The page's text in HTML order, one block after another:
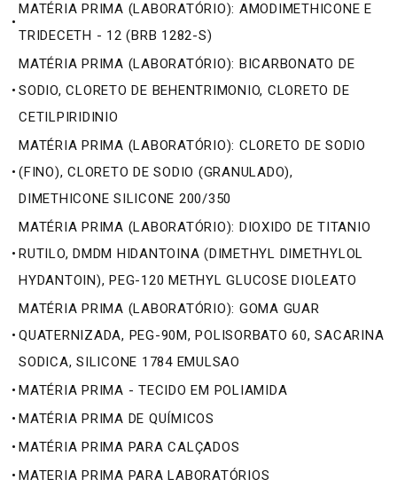
•
MATÉRIA PRIMA (LABORATÓRIO): AMODIMETHICONE E
TRIDECETH - 12 (BRB 1282-S)
•
MATÉRIA PRIMA (LABORATÓRIO): BICARBONATO DE
SODIO, CLORETO DE BEHENTRIMONIO, CLORETO DE
CETILPIRIDINIO
•
MATÉRIA PRIMA (LABORATÓRIO): CLORETO DE SODIO
(FINO), CLORETO DE SODIO (GRANULADO),
DIMETHICONE SILICONE 200/350
•
MATÉRIA PRIMA (LABORATÓRIO): DIOXIDO DE TITANIO
RUTILO, DMDM HIDANTOINA (DIMETHYL DIMETHYLOL
HYDANTOIN), PEG-120 METHYL GLUCOSE DIOLEATO
•
MATÉRIA PRIMA (LABORATÓRIO): GOMA GUAR
QUATERNIZADA, PEG-90M, POLISORBATO 60, SACARINA
SODICA, SILICONE 1784 EMULSAO
• MATÉRIA PRIMA - TECIDO EM POLIAMIDA
• MATÉRIA PRIMA DE QUÍMICOS
• MATÉRIA PRIMA PARA CALÇADOS
• MATERIA PRIMA PARA LABORATÓRIOS